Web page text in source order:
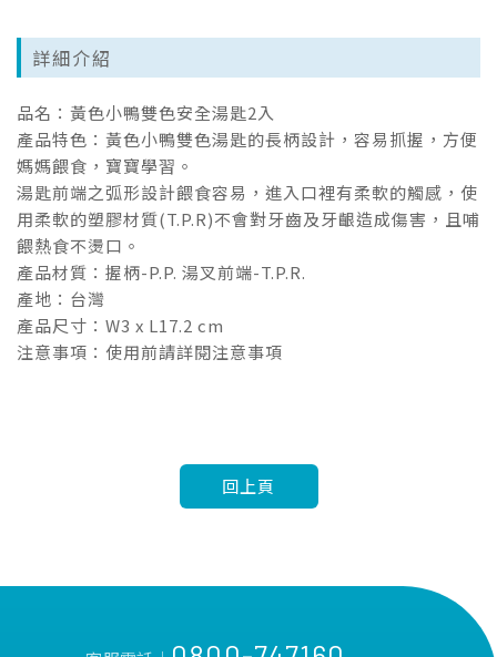
詳細介紹
品名：黃色小鴨雙色安全湯匙2入
產品特色：黃色小鴨雙色湯匙的長柄設計，容易抓握，方便
媽媽餵食，寶寶學習。
湯匙前端之弧形設計餵食容易，進入口裡有柔軟的觸感，使
用柔軟的塑膠材質(T.P.R)不會對牙齒及牙齦造成傷害，且哺
餵熱食不燙口。
產品材質：握柄-P.P. 湯叉前端-T.P.R.
產地：台灣
產品尺寸：W3 x L17.2 cm
注意事項：使用前請詳閱注意事項
回上頁